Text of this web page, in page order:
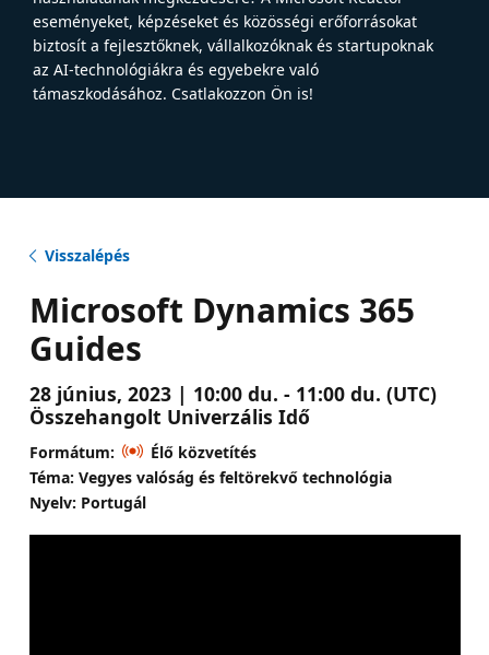
eseményeket, képzéseket és közösségi erőforrásokat
biztosít a fejlesztőknek, vállalkozóknak és startupoknak
az AI-technológiákra és egyebekre való
támaszkodásához. Csatlakozzon Ön is!
Visszalépés
Microsoft Dynamics 365
Guides
28 június, 2023 | 10:00 du. - 11:00 du. (UTC)
Összehangolt Univerzális Idő
Formátum:
Élő közvetítés
Téma: Vegyes valóság és feltörekvő technológia
Nyelv: Portugál